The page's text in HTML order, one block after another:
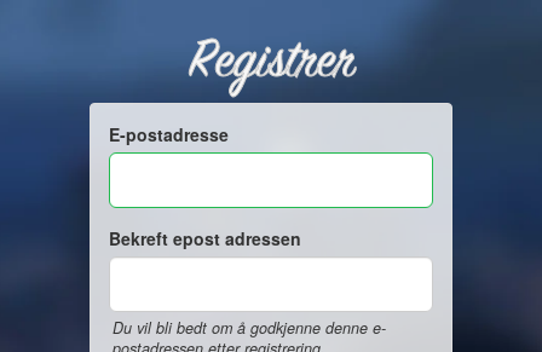
Registrer
E-postadresse
Bekreft epost adressen
Du vil bli bedt om å godkjenne denne e-